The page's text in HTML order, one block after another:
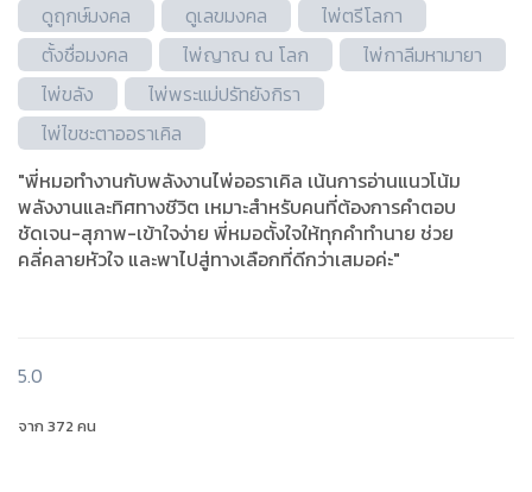
ดูฤกษ์มงคล
ดูเลขมงคล
ไพ่ตรีโลกา
ตั้งชื่อมงคล
ไพ่ญาณ ณ โลก
ไพ่กาลีมหามายา
ไพ่ขลัง
ไพ่พระแม่ปรัทยังกิรา
ไพ่ไขชะตาออราเคิล
"พี่หมอทำงานกับพลังงานไพ่ออราเคิล เน้นการอ่านแนวโน้ม
พลังงานและทิศทางชีวิต เหมาะสำหรับคนที่ต้องการคำตอบ
ชัดเจน-สุภาพ-เข้าใจง่าย พี่หมอตั้งใจให้ทุกคำทำนาย ช่วย
คลี่คลายหัวใจ และพาไปสู่ทางเลือกที่ดีกว่าเสมอค่ะ"
5.0
จาก 372 คน